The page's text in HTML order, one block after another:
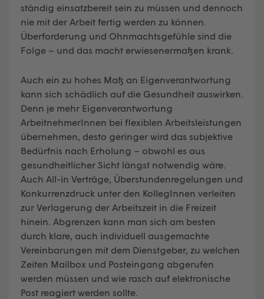
ständig einsatzbereit sein zu müssen und dennoch
nie mit der Arbeit fertig werden zu können.
Überforderung und Ohnmachtsgefühle sind die
Folge – und das macht erwiesenermaßen krank.
Auch ein zu hohes Maß an Eigenverantwortung
kann sich schädlich auf die Gesundheit auswirken.
Denn je mehr Eigenverantwortung
ArbeitnehmerInnen bei flexiblen Arbeitsleistungen
übernehmen, desto geringer wird das subjektive
Bedürfnis nach Erholung – obwohl es aus
gesundheitlicher Sicht längst notwendig wäre.
Auch All-in Verträge, Überstundenregelungen und
Konkurrenzdruck unter den KollegInnen verleiten
zur Verlagerung der Arbeitszeit in die Freizeit
hinein. Abgrenzen kann man sich am besten
durch klare, auch individuell ausgemachte
Vereinbarungen mit dem Dienstgeber, zu welchen
Zeiten Mailbox und Posteingang abgerufen
werden müssen und wie rasch auf elektronische
Post reagiert werden sollte.